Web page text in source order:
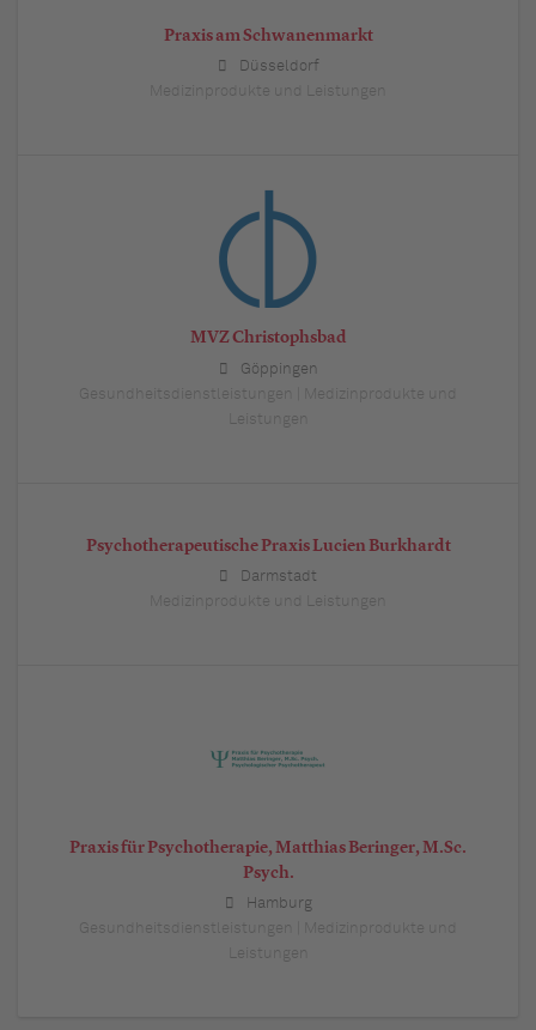
Praxis am Schwanenmarkt
Düsseldorf
Medizinprodukte und Leistungen
MVZ Christophsbad
Göppingen
Gesundheitsdienstleistungen | Medizinprodukte und
Leistungen
Psychotherapeutische Praxis Lucien Burkhardt
Darmstadt
Medizinprodukte und Leistungen
Praxis für Psychotherapie, Matthias Beringer, M.Sc.
Psych.
Hamburg
Gesundheitsdienstleistungen | Medizinprodukte und
Leistungen